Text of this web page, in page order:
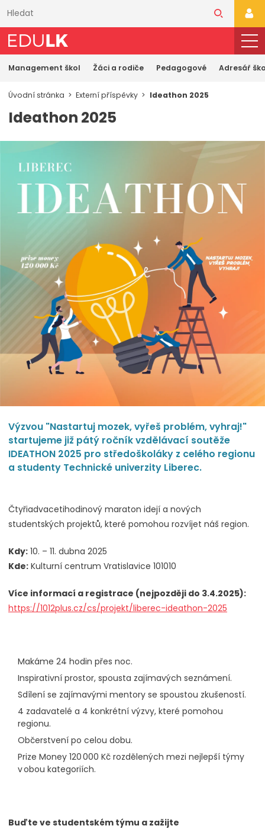
obsahu
Management škol Žáci a rodiče Pedagogové Adresář
Úvodní stránka Externí příspěvky Ideathon 2025
Ideathon 2025
Výzvou "Nastartuj mozek, vyřeš problém, vyhraj!"
startujeme již pátý ročník vzdělávací soutěže
IDEATHON 2025 pro středoškoláky z celého regionu
a studenty Technické univerzity Liberec.
Čtyřiadvacetihodinový maraton idejí a nových
studentských projektů, které pomohou rozvíjet náš region.
Kdy: 10. – 11. dubna 2025
Kde: Kulturní centrum Vratislavice 101010
Více informací a registrace (nejpozději do 3.4.2025):
https://1012plus.cz/cs/projekt/liberec-ideathon-2025
Makáme 24 hodin přes noc.
Inspirativní prostor, spousta zajímavých seznámení.
Sdílení se zajímavými mentory se spoustou zkušeností.
4 zadavatelé a 4 konkrétní výzvy, které pomohou
regionu.
Občerstvení po celou dobu.
Prize Money 120 000 Kč rozdělených mezi nejlepší týmy
v obou kategoriích.
Buďte ve studentském týmu a zažijte